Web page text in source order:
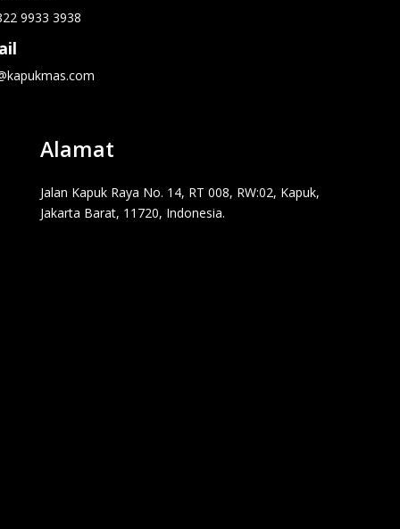
9933 3938
Alamat
Jalan Kapuk Raya No. 14, RT 008, RW:02, Kapuk,
Jakarta Barat, 11720, Indonesia.